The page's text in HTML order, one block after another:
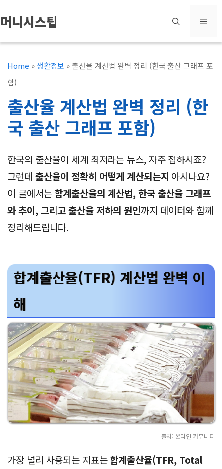
텐
츠
머니시스팁 메
Home »생활정보 »출산율 계산법 완벽 정리 (한국 출산 그래프 포
함)
출산율 계산법 완벽 정리 (한
국 출산 그래프 포함)
한국의 출산율이 세계 최저라는 뉴스, 자주 접하시죠?
그런데 출산율이 정확히 어떻게 계산되는지 아시나요?
이 글에서는합계출산율의 계산법, 한국 출산율 그래프
와 추이, 그리고 출산율 저하의 원인까지 데이터와 함께
정리해드립니다.
합계출산율(TFR) 계산법 완벽 이
해
출처: 온라인 커뮤니티
가장 널리 사용되는 지표는합계출산율(TFR, Total